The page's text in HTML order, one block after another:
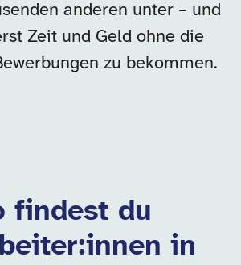
anderen unter – und
Zeit und Geld ohne die
zu bekommen.
findest du
in